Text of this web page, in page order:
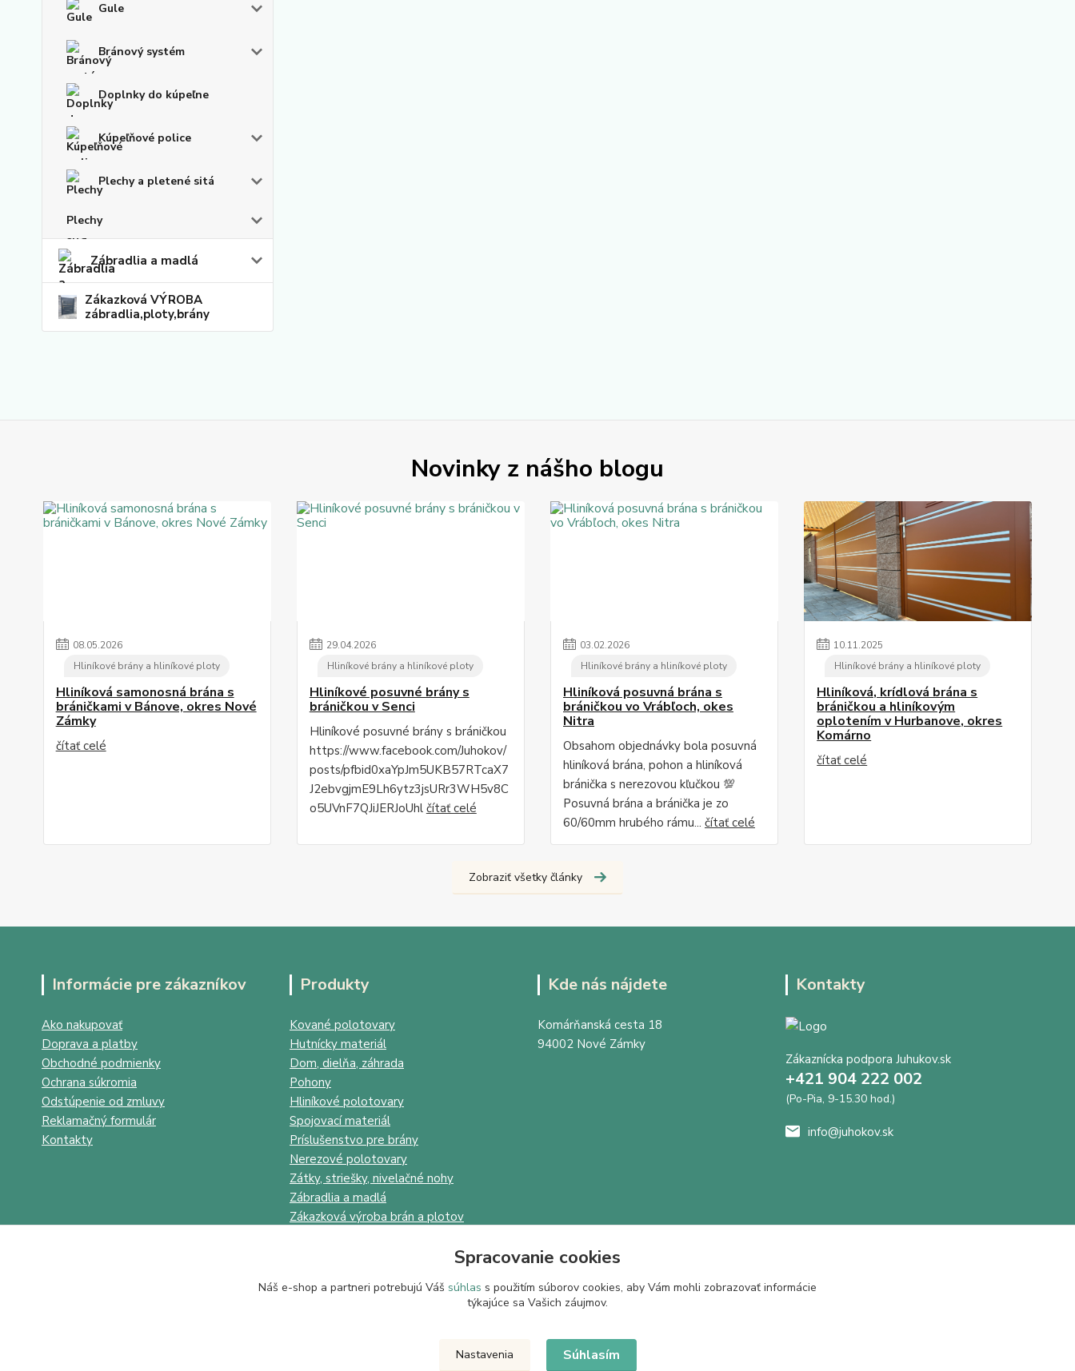
Gule
Bránový systém
Doplnky do kúpeľne
Kúpeľňové police
Plechy a pletené sitá
Plechy
Zábradlia a madlá
Zákazková VÝROBA
zábradlia,ploty,brány
Novinky z nášho blogu
08.05.2026
Hliníkové brány a hliníkové ploty
Hliníková samonosná brána s
bráničkami v Bánove, okres Nové
Zámky
čítať celé
29.04.2026
Hliníkové brány a hliníkové ploty
Hliníkové posuvné brány s
bráničkou v Senci
Hliníkové posuvné brány s bráničkou
https://www.facebook.com/Juhokov/
posts/pfbid0xaYpJm5UKB57RTcaX7
J2ebvgjmE9Lh6ytz3jsURr3WH5v8C
o5UVnF7QJiJERJoUhl čítať celé
03.02.2026
Hliníkové brány a hliníkové ploty
Hliníková posuvná brána s
bráničkou vo Vrábľoch, okes
Nitra
Obsahom objednávky bola posuvná
hliníková brána, pohon a hliníková
bránička s nerezovou kľučkou 💯
Posuvná brána a bránička je zo
60/60mm hrubého rámu... čítať celé
10.11.2025
Hliníkové brány a hliníkové ploty
Hliníková, krídlová brána s
bráničkou a hliníkovým
oplotením v Hurbanove, okres
Komárno
čítať celé
Zobraziť všetky články
Informácie pre zákazníkov
Ako nakupovať
Doprava a platby
Obchodné podmienky
Ochrana súkromia
Odstúpenie od zmluvy
Reklamačný formulár
Kontakty
Produkty
Kované polotovary
Hutnícky materiál
Dom, dielňa, záhrada
Pohony
Hliníkové polotovary
Spojovací materiál
Príslušenstvo pre brány
Nerezové polotovary
Zátky, striešky, nivelačné nohy
Zábradlia a madlá
Zákazková výroba brán a plotov
Kde nás nájdete
Komárňanská cesta 18
94002 Nové Zámky
Kontakty
Zákaznícka podpora Juhukov.sk
+421 904 222 002
(Po-Pia, 9-15.30 hod.)
info@juhokov.sk
Upravit sběr cookies.
Spracovanie cookies
Náš e-shop a partneri potrebujú Váš súhlas s použitím súborov cookies, aby Vám mohli zobrazovať informácie
týkajúce sa Vašich záujmov.
Nastavenia Súhlasím